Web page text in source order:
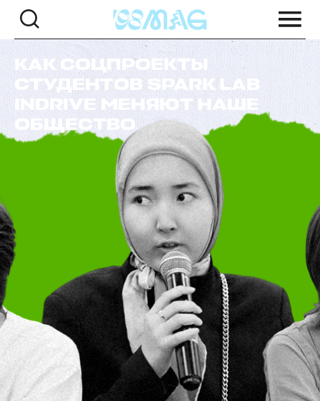
КАК СОЦПРОЕКТЫ
СТУДЕНТОВ SPARK LAB
INDRIVE МЕНЯЮТ НАШЕ
ОБЩЕСТВО